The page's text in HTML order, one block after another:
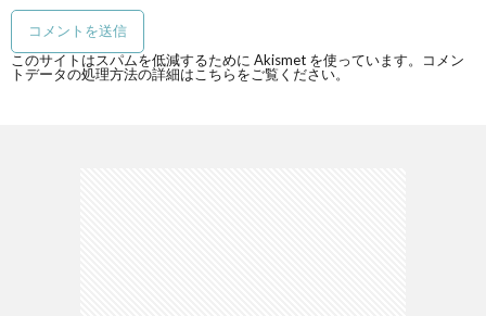
このサイトはスパムを低減するために Akismet を使っています。
コメン
トデータの処理方法の詳細はこちらをご覧ください。